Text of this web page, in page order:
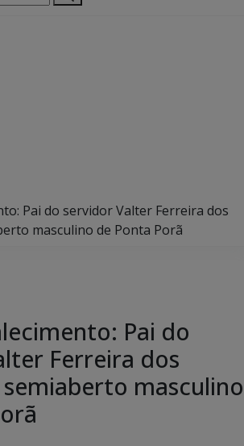
Pai do servidor Valter Ferreira dos
masculino de Ponta Porã
Pai do
Ferreira dos
masculino